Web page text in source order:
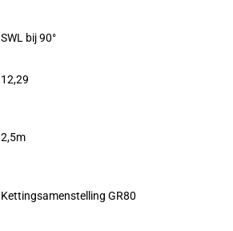
SWL bij 90°
12,29
2,5m
Kettingsamenstelling GR80